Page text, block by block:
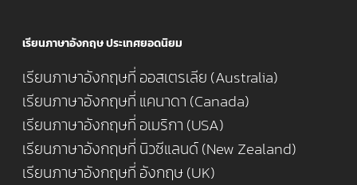
เรียนภาษาอังกฤษ ประเทศยอดนิยม
เรียนภาษาอังกฤษที่ ออสเตรเลีย (Australia)
เรียนภาษาอังกฤษที่ แคนาดา (Canada)
เรียนภาษาอังกฤษที่ อเมริกา (USA)
เรียนภาษาอังกฤษที่ นิวซีแลนด์ (New Zealand)
เรียนภาษาอังกฤษที่ อังกฤษ (UK)